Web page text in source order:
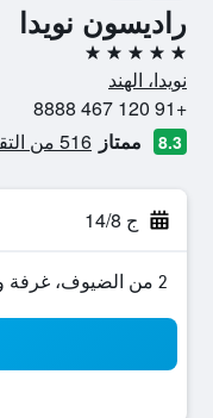
راديسون نويدا
5 نجوم
نويدا، الهند
+91 120 467 8888
8.3 ممتاز 516 من التقييمات تم التحقق منها
ج 14/8
2 من الضيوف، غرفة واحدة